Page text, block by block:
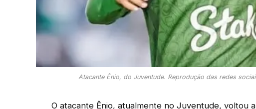
Atacante Ênio, do Juventude. Reprodução das redes
O atacante Ênio, atualmente no Juventude, voltou